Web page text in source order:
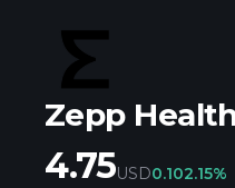
Zepp
4.75USD0.102.15%